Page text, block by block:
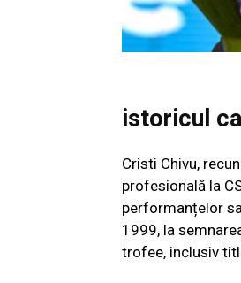
istoricul
Cristi Chivu,
profesională la
performanțelor
1999, la
trofee, inclusiv